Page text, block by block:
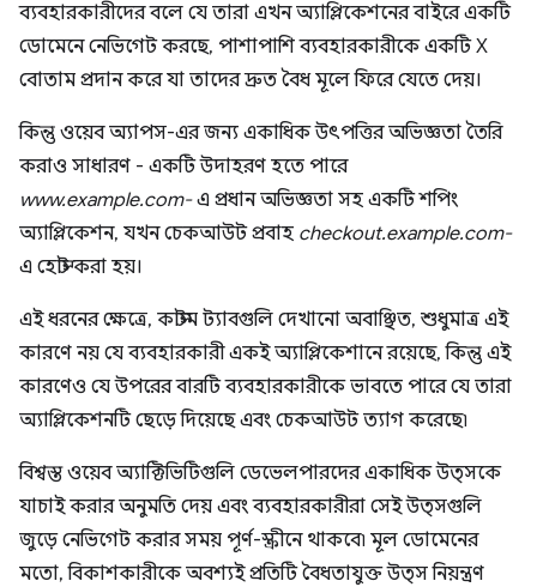
ব্যবহারকারীদের বলে যে তারা এখন অ্যাপ্লিকেশনের বাইরে একটি
ডোমেনে নেভিগেট করছে, পাশাপাশি ব্যবহারকারীকে একটি X
বোতাম প্রদান করে যা তাদের দ্রুত বৈধ মূলে ফিরে যেতে দেয়।
কিন্তু ওয়েব অ্যাপস-এর জন্য একাধিক উৎপত্তির অভিজ্ঞতা তৈরি
করাও সাধারণ - একটি উদাহরণ হতে পারে
www.example.com-এ প্রধান অভিজ্ঞতা সহ একটি শপিং
অ্যাপ্লিকেশন, যখন চেকআউট প্রবাহ checkout.example.com-
এ হোস্ট করা হয়।
এই ধরনের ক্ষেত্রে, কাস্টম ট্যাবগুলি দেখানো অবাঞ্ছিত, শুধুমাত্র এই
কারণে নয় যে ব্যবহারকারী একই অ্যাপ্লিকেশানে রয়েছে, কিন্তু এই
কারণেও যে উপরের বারটি ব্যবহারকারীকে ভাবতে পারে যে তারা
অ্যাপ্লিকেশনটি ছেড়ে দিয়েছে এবং চেকআউট ত্যাগ করেছে৷
বিশ্বস্ত ওয়েব অ্যাক্টিভিটিগুলি ডেভেলপারদের একাধিক উত্সকে
যাচাই করার অনুমতি দেয় এবং ব্যবহারকারীরা সেই উত্সগুলি
জুড়ে নেভিগেট করার সময় পূর্ণ-স্ক্রীনে থাকবে৷ মূল ডোমেনের
মতো, বিকাশকারীকে অবশ্যই প্রতিটি বৈধতাযুক্ত উত্স নিয়ন্ত্রণ